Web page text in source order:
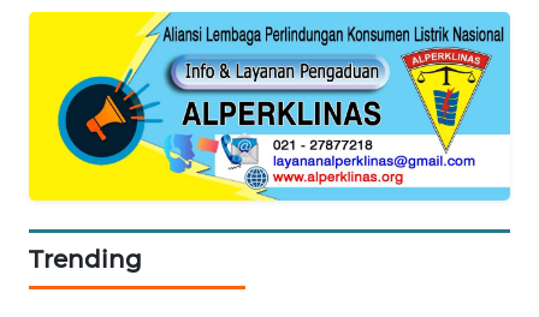
Trending
WAHANANEWS
WAHANA
SPORT